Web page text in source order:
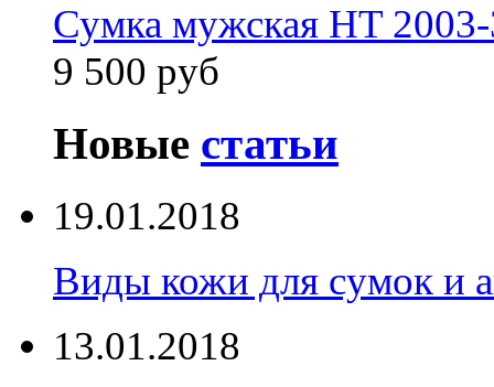
Сумка мужская HT
9 500 руб
Новые статьи
19.01.2018
Виды кожи для сумок и
13.01.2018